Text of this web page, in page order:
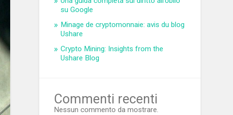
su Google
Minage de cryptomonnaie: avis du blog
Ushare
Crypto Mining: Insights from the
Ushare Blog
Commenti recenti
Nessun commento da mostrare.